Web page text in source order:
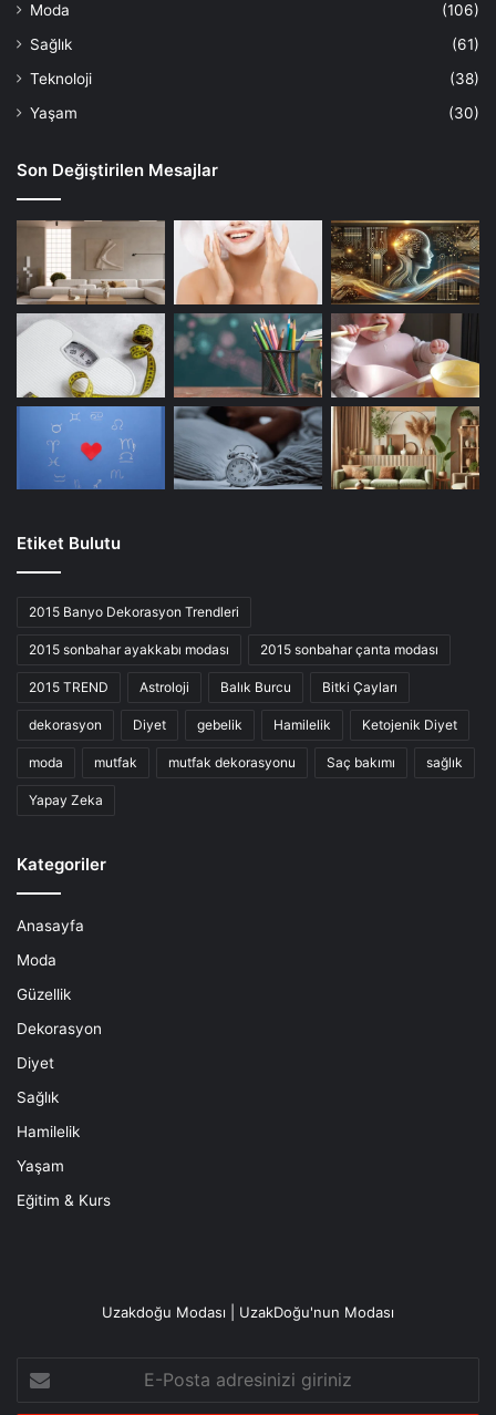
Moda
(106)
Sağlık
(61)
Teknoloji
(38)
Yaşam
(30)
Son Değiştirilen Mesajlar
Etiket Bulutu
2015 Banyo Dekorasyon Trendleri
2015 sonbahar ayakkabı modası 2015 sonbahar çanta modası
2015 TREND Astroloji Balık Burcu Bitki Çayları
dekorasyon Diyet gebelik Hamilelik Ketojenik Diyet
moda mutfak mutfak dekorasyonu Saç bakımı sağlık
Yapay Zeka
Kategoriler
Anasayfa
Moda
Güzellik
Dekorasyon
Diyet
Sağlık
Hamilelik
Yaşam
Eğitim & Kurs
Uzakdoğu Modası | UzakDoğu'nun Modası
Posta